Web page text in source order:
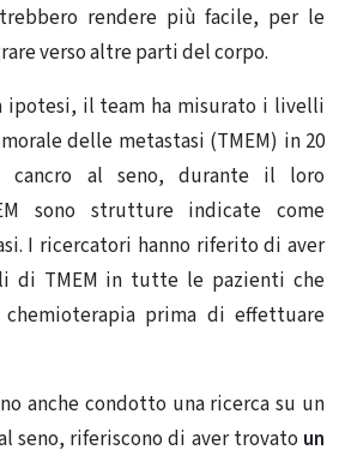
rendere più facile, per le
verso altre parti del corpo.
ipotesi, il team ha misurato i livelli
delle metastasi (TMEM) in 20
cancro al seno, durante il loro
sono strutture indicate come
I ricercatori hanno riferito di aver
di TMEM in tutte le pazienti che
prima di effettuare
anche condotto una ricerca su un
seno, riferiscono di aver trovato un